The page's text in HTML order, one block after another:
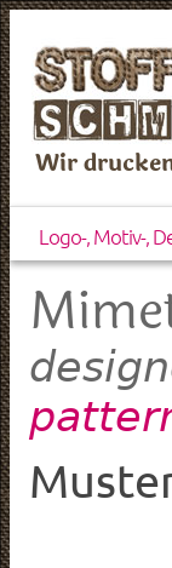
Wir
Logo-, Motiv-,